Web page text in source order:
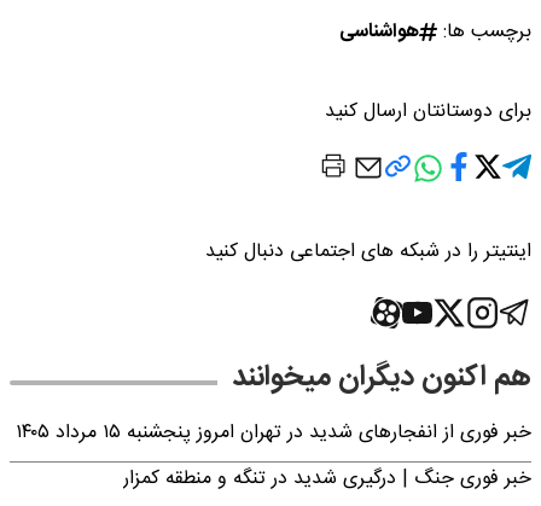
برچسب ها: هواشناسی
برای دوستانتان ارسال کنید
اینتیتر را در شبکه های اجتماعی دنبال کنید
هم اکنون دیگران میخوانند
خبر فوری از انفجارهای شدید در تهران امروز پنجشنبه ۱۵ مرداد ۱۴۰۵
خبر فوری جنگ | درگیری شدید در تنگه و منطقه کمزار